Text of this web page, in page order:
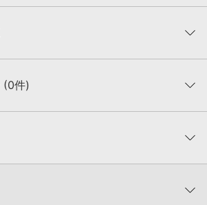
(0件)
トは、
。無償版のKONTAKT PLAYERではお使いい